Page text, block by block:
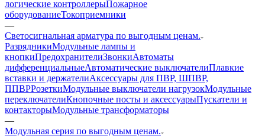
логические контроллерыПожарное
оборудованиеТокоприемники
—
Светосигнальная арматура по выгодным ценам.
РазрядникиМодульные лампы и
кнопкиПредохранителиЗвонкиАвтоматы
дифференциальныеАвтоматические выключателиПлавкие
вставки и держателиАксессуары для ПВР, ШПВР,
ППВРРозеткиМодульные выключатели нагрузокМодульные
переключателиКнопочные посты и аксессуарыПускатели и
контакторыМодульные трансформаторы
—
Модульная серия по выгодным ценам.